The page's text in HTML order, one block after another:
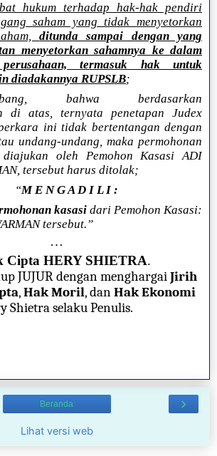
hukum terhadap hak-hak pendiri
saham yang tidak menyetorkan
ditunda sampai dengan yang
menyetorkan sahamnya ke dalam
termasuk hak untuk
diadakannya RUPSLB;
bahwa berdasarkan
di atas, ternyata penetapan Judex
ini tidak bertentangan dengan
undang-undang, maka permohonan
oleh Pemohon Kasasi ADI
tersebut harus ditolak;
“M E N G A D I L I :
kasasidari Pemohon Kasasi:
tersebut.”
…
Cipta HERY SHIETRA.
JUJUR dengan menghargaiJirih
,Hak Moril, danHak Ekonomi
Shietra selaku Penulis.
›
Beranda
Lihat versi web